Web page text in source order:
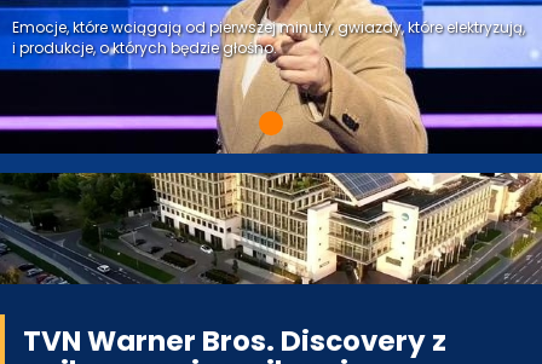
Emocje, które wciągają od pierwszej minuty, gwiazdy, które elektryzują,
i produkcje, o których będzie głośno.
TVN Warner Bros. Discovery z